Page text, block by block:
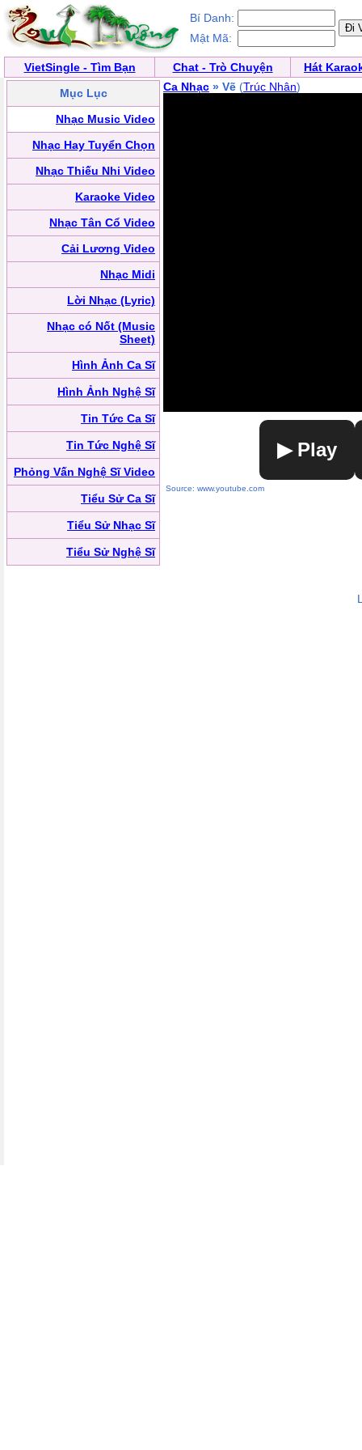
Bí Danh:
Mật Mã:
VietSingle - Tìm Bạn Chat - Trò Chuyện
Hát
Mục Lục
Nhạc Music Video
Nhạc Hay Tuyển Chọn
Nhạc Thiếu Nhi Video
Karaoke Video
Nhạc Tân Cổ Video
Cải Lương Video
Nhạc Midi
Lời Nhạc (Lyric)
Nhạc có Nốt (Music
Sheet)
Hình Ảnh Ca Sĩ
Hình Ảnh Nghệ Sĩ
Tin Tức Ca Sĩ
Tin Tức Nghệ Sĩ
Phỏng Vấn Nghệ Sĩ Video
Tiểu Sử Ca Sĩ
Tiểu Sử Nhạc Sĩ
Tiểu Sử Nghệ Sĩ
Ca Nhạc » Vẽ (Trúc Nhân)
▶ Play
Source: www.youtube.com